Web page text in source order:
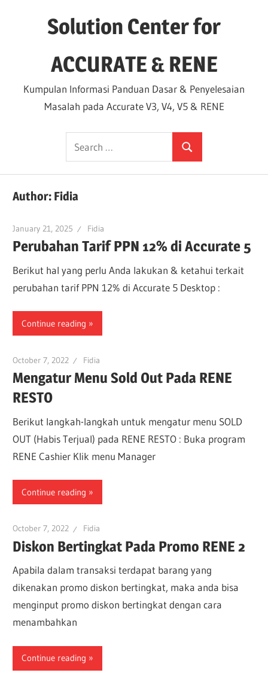
Solution Center for
ACCURATE & RENE
Kumpulan Informasi Panduan Dasar & Penyelesaian
Masalah pada Accurate V3, V4, V5 & RENE
Search
for:
Search
Author: Fidia
January 21, 2025 Fidia
Perubahan Tarif PPN 12% di Accurate 5
Berikut hal yang perlu Anda lakukan & ketahui terkait
perubahan tarif PPN 12% di Accurate 5 Desktop :
Continue reading
October 7, 2022 Fidia
Mengatur Menu Sold Out Pada RENE
RESTO
Berikut langkah-langkah untuk mengatur menu SOLD
OUT (Habis Terjual) pada RENE RESTO : Buka program
RENE Cashier Klik menu Manager
Continue reading
October 7, 2022 Fidia
Diskon Bertingkat Pada Promo RENE 2
Apabila dalam transaksi terdapat barang yang
dikenakan promo diskon bertingkat, maka anda bisa
menginput promo diskon bertingkat dengan cara
menambahkan
Continue reading